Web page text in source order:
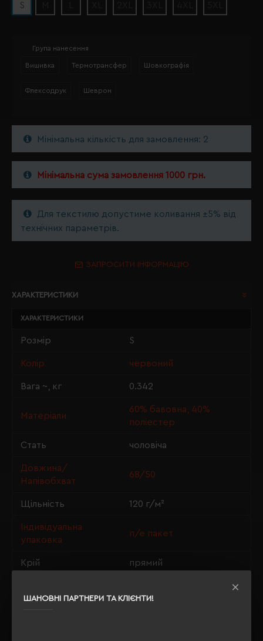
ШАНОВНІ ПАРТНЕРИ ТА КЛІЄНТИ!
S
Група нанесення
Вишивка Термотрансфер Шовкографія
Флексодрук Шеврон
Мінімальна кількість для замовлення: 2
Мінімальна сума замовлення 1000 грн.
Для текстилю допустиме коливання ±5% від
технічних параметрів.
ЗАПРОСИТИ ІНФОРМАЦІЮ
ХАРАКТЕРИСТИКИ
ХАРАКТЕРИСТИКИ
Розмір S
Колір червоний
Вага ~, кг 0.342
Матеріали
60% бавовна, 40%
поліестер
Стать чоловіча
Довжина/
Напівобхват
68/50
Щільність 120 г/м²
Індивідуальна
упаковка
п/е пакет
Крій прямий